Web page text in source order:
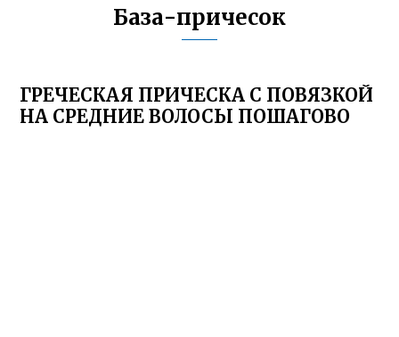
База-причесок
ГРЕЧЕСКАЯ ПРИЧЕСКА С ПОВЯЗКОЙ
НА СРЕДНИЕ ВОЛОСЫ ПОШАГОВО